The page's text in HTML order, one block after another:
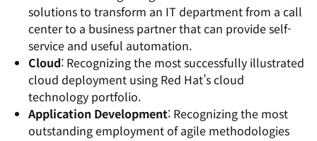
solutions to transform an IT department from a call
center to a business partner that can provide self-
service and useful automation.
Cloud: Recognizing the most successfully illustrated
cloud deployment using Red Hat’s cloud
technology portfolio.
Application Development: Recognizing the most
outstanding employment of agile methodologies